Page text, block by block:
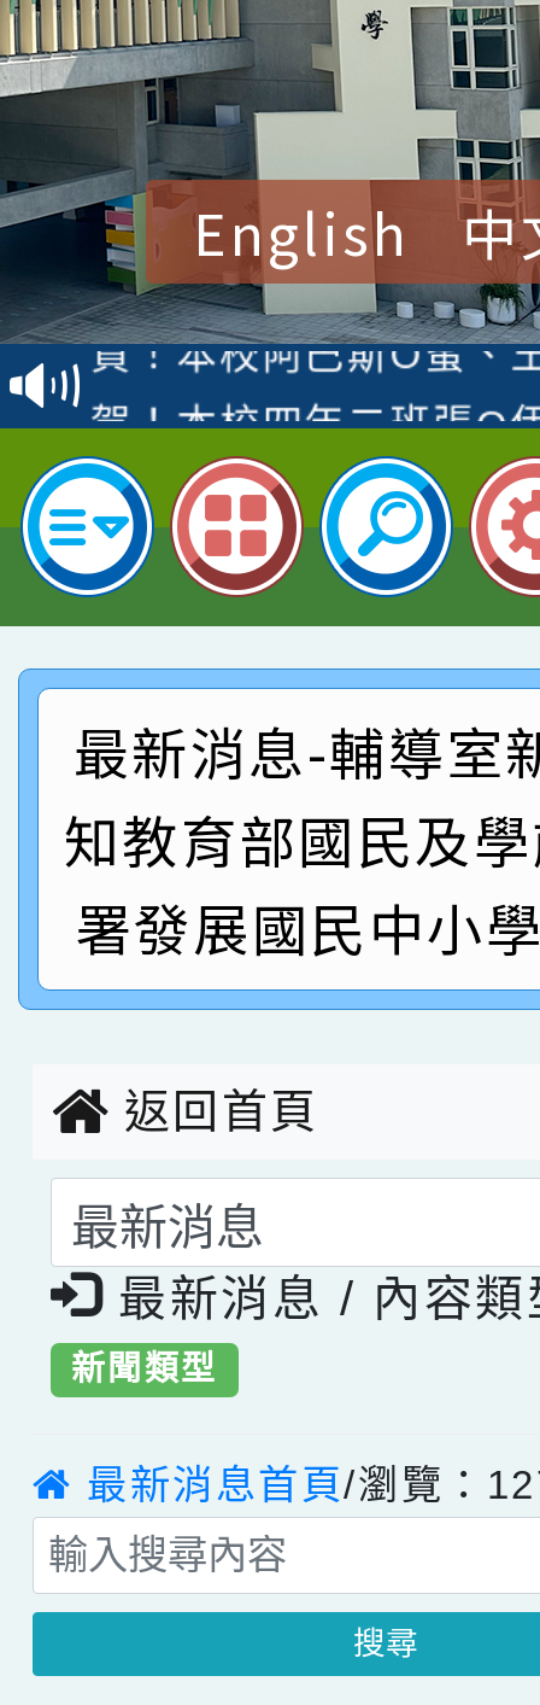
English 中
賀！本校參加桃園市中
賽 洪綺君教師榮獲社
名
賀！本校阿巴斯O蜜、
倩參加桃園市科展 國
名 指導老師王老師、
賀！本校四年二班張O
園市英語競賽國小朗讀
指導老師林老師
賀！本校參加桃園市中
賽 劉文瑛教師榮獲教
臺灣台語-第二名
賀！本校參與2026世
市賽榮獲科學小創客佳
創客第三名。
賀！本校參加桃園市中
賽 洪綺君教師榮獲社
名
賀！本校阿巴斯O蜜、
倩參加桃園市科展 國
名 指導老師王老師、
賀！本校四年二班張O
園市英語競賽國小朗讀
賀！本校參加桃園市中
臺灣台語-第二名
市賽榮獲科學小創客佳
創客第三名。
最新消息-輔導室
知教育部國民及
署發展國民中小
返回首頁
選擇後頁面內容會更
最新消息 / 內容類
新聞類型
最新消息首頁/瀏覽：
搜尋